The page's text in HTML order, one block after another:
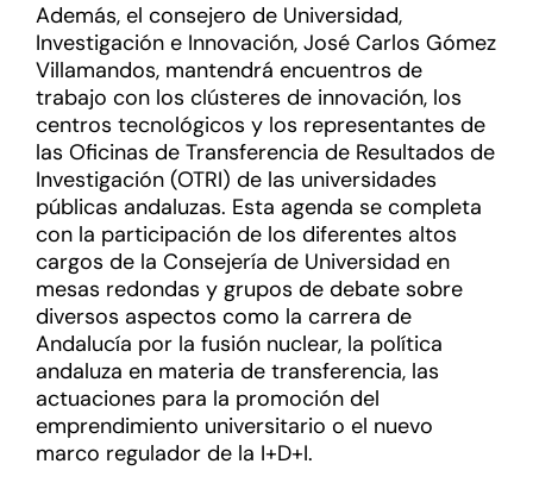
Además, el consejero de Universidad,
Investigación e Innovación, José Carlos Gómez
Villamandos, mantendrá encuentros de
trabajo con los clústeres de innovación, los
centros tecnológicos y los representantes de
las Oficinas de Transferencia de Resultados de
Investigación (OTRI) de las universidades
públicas andaluzas. Esta agenda se completa
con la participación de los diferentes altos
cargos de la Consejería de Universidad en
mesas redondas y grupos de debate sobre
diversos aspectos como la carrera de
Andalucía por la fusión nuclear, la política
andaluza en materia de transferencia, las
actuaciones para la promoción del
emprendimiento universitario o el nuevo
marco regulador de la I+D+I.